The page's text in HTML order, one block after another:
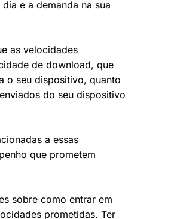
e a demanda na sua
as velocidades
de download, que
o seu dispositivo, quanto
do seu dispositivo
a essas
que prometem
sobre como entrar em
prometidas. Ter